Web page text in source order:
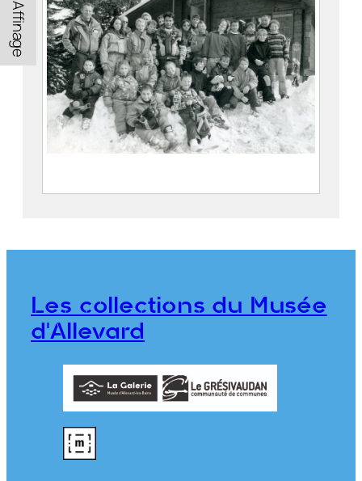
Affinage
Groupe d’enfants devant le chalet du
Les collections du Musée
d'Allevard